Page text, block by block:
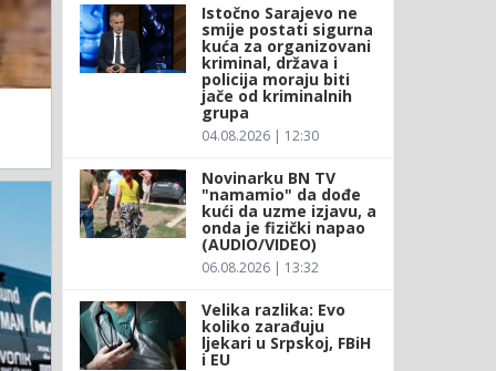
Istočno Sarajevo ne
smije postati sigurna
kuća za organizovani
kriminal, država i
policija moraju biti
jače od kriminalnih
grupa
04.08.2026 | 12:30
Novinarku BN TV
"namamio" da dođe
kući da uzme izjavu, a
onda je fizički napao
(AUDIO/VIDEO)
06.08.2026 | 13:32
Velika razlika: Evo
koliko zarađuju
ljekari u Srpskoj, FBiH
i EU